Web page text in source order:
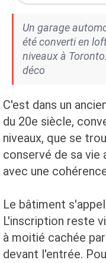
Un garage
été converti en
niveaux à
déco
C'est dans un
du 20e siècle,
niveaux, que se
conservé de sa
avec une
Le bâtiment
L'inscription reste
à moitié cachée
devant l'entrée.